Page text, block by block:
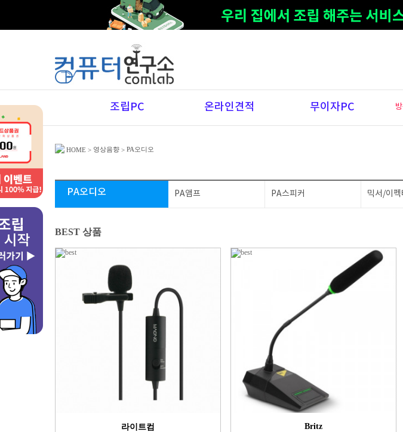
조립PC 온라인견적 무이자PC
HOME > 영상음향 > PA오디오
PA오디오 PA앰프 PA스피커 믹서/이펙
BEST 상품
라이트컴 Britz